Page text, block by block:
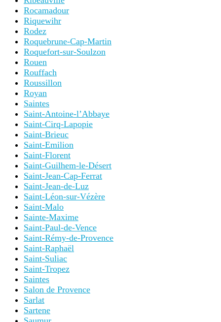
Rocamadour
Riquewihr
Rodez
Roquebrune-Cap-Martin
Roquefort-sur-Soulzon
Rouen
Rouffach
Roussillon
Royan
Saintes
Saint-Antoine-l’Abbaye
Saint-Cirq-Lapopie
Saint-Brieuc
Saint-Emilion
Saint-Florent
Saint-Guilhem-le-Désert
Saint-Jean-Cap-Ferrat
Saint-Jean-de-Luz
Saint-Léon-sur-Vézère
Saint-Malo
Sainte-Maxime
Saint-Paul-de-Vence
Saint-Rémy-de-Provence
Saint-Raphaël
Saint-Suliac
Saint-Tropez
Saintes
Salon de Provence
Sarlat
Sartene